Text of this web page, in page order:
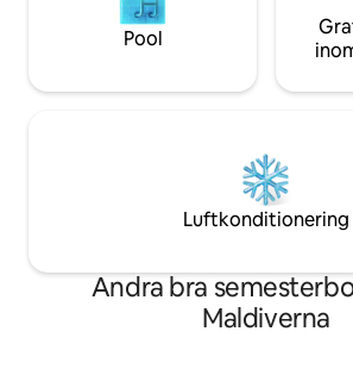
Pool
Luftkonditionering
Andra bra
Maldiverna